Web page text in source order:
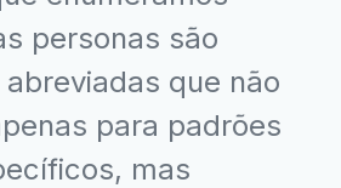
personas são
que não
para padrões
mas